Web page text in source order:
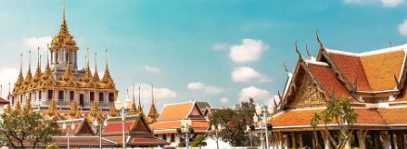
복잡한 고용 업무를 아웃소싱
인프라
Remote 통합
HR을 워크플로에 매끄럽게 통합
성장 단계
스타트업
성장하는 기업을 위한 민첩한 글로벌 HR 및 급여 솔루션
중견기업
맞춤형 HR 솔루션으로 팀 확장
REMOTE와 함께 배우기
리서치 및 가이드
사례 연구
Français
Deutsch
Español